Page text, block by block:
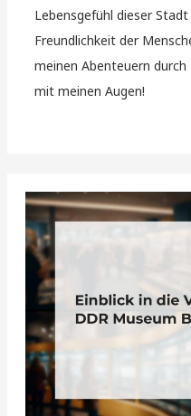
Lebensgefühl dieser
Freundlichkeit der
meinen Abenteuern
mit meinen Augen!